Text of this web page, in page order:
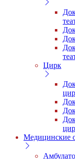
Цирк
Медицинские